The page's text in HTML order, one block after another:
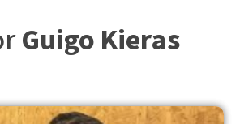
Guigo Kieras